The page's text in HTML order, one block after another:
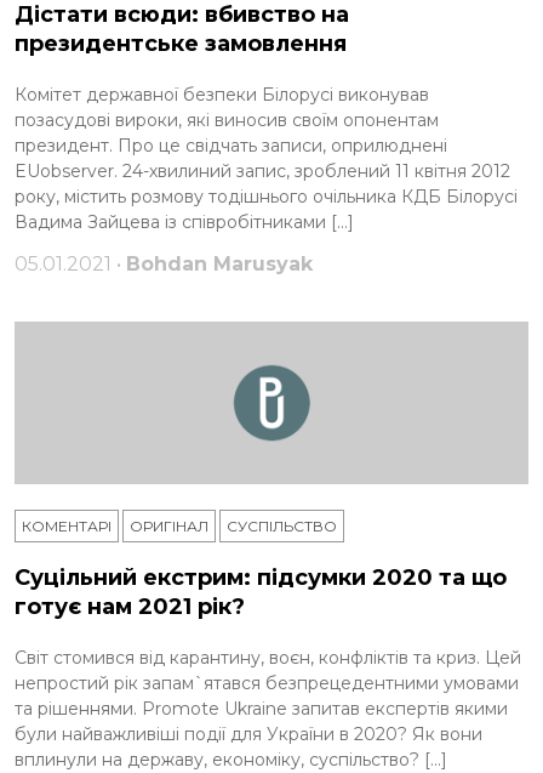
Дістати всюди: вбивство на
президентське замовлення
Комітет державної безпеки Білорусі виконував
позасудові вироки, які виносив своїм опонентам
президент. Про це свідчать записи, оприлюднені
EUobserver. 24-хвилиний запис, зроблений 11 квітня 2012
року, містить розмову тодішнього очільника КДБ Білорусі
Вадима Зайцева із співробітниками […]
05.01.2021 • Bohdan Marusyak
КОМЕНТАРІ ОРИГІНАЛ СУСПІЛЬСТВО
Суцільний екстрим: підсумки 2020 та що
готує нам 2021 рік?
Світ стомився від карантину, воєн, конфліктів та криз. Цей
непростий рік запам`ятався безпрецедентними умовами
та рішеннями. Promote Ukraine запитав експертів якими
були найважливіші події для України в 2020? Як вони
вплинули на державу, економіку, суспільство? […]